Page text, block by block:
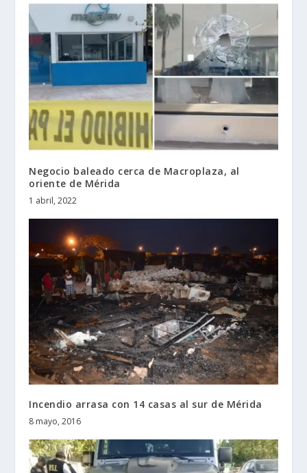
Negocio baleado cerca de Macroplaza, al
oriente de Mérida
1 abril, 2022
Incendio arrasa con 14 casas al sur de Mérida
8 mayo, 2016